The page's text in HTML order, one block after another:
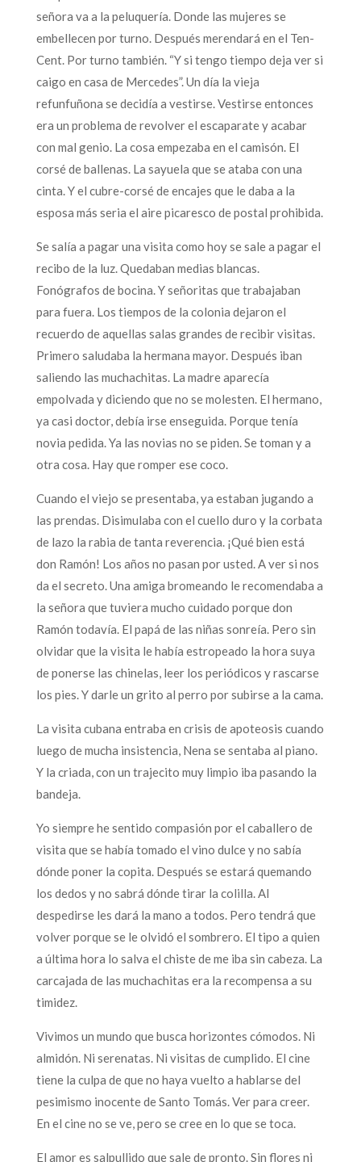
señora va a la peluquería. Donde las mujeres se
embellecen por turno. Después merendará en el Ten-
Cent. Por turno también. “Y si tengo tiempo deja ver si
caigo en casa de Mercedes”. Un día la vieja
refunfuñona se decidía a vestirse. Vestirse entonces
era un problema de revolver el escaparate y acabar
con mal genio. La cosa empezaba en el camisón. El
corsé de ballenas. La sayuela que se ataba con una
cinta. Y el cubre-corsé de encajes que le daba a la
esposa más seria el aire picaresco de postal prohibida.
Se salía a pagar una visita como hoy se sale a pagar el
recibo de la luz. Quedaban medias blancas.
Fonógrafos de bocina. Y señoritas que trabajaban
para fuera. Los tiempos de la colonia dejaron el
recuerdo de aquellas salas grandes de recibir visitas.
Primero saludaba la hermana mayor. Después iban
saliendo las muchachitas. La madre aparecía
empolvada y diciendo que no se molesten. El hermano,
ya casi doctor, debía irse enseguida. Porque tenía
novia pedida. Ya las novias no se piden. Se toman y a
otra cosa. Hay que romper ese coco.
Cuando el viejo se presentaba, ya estaban jugando a
las prendas. Disimulaba con el cuello duro y la corbata
de lazo la rabia de tanta reverencia. ¡Qué bien está
don Ramón! Los años no pasan por usted. A ver si nos
da el secreto. Una amiga bromeando le recomendaba a
la señora que tuviera mucho cuidado porque don
Ramón todavía. El papá de las niñas sonreía. Pero sin
olvidar que la visita le había estropeado la hora suya
de ponerse las chinelas, leer los periódicos y rascarse
los pies. Y darle un grito al perro por subirse a la cama.
La visita cubana entraba en crisis de apoteosis cuando
luego de mucha insistencia, Nena se sentaba al piano.
Y la criada, con un trajecito muy limpio iba pasando la
bandeja.
Yo siempre he sentido compasión por el caballero de
visita que se había tomado el vino dulce y no sabía
dónde poner la copita. Después se estará quemando
los dedos y no sabrá dónde tirar la colilla. Al
despedirse les dará la mano a todos. Pero tendrá que
volver porque se le olvidó el sombrero. El tipo a quien
a última hora lo salva el chiste de me iba sin cabeza. La
carcajada de las muchachitas era la recompensa a su
timidez.
Vivimos un mundo que busca horizontes cómodos. Ni
almidón. Ni serenatas. Ni visitas de cumplido. El cine
tiene la culpa de que no haya vuelto a hablarse del
pesimismo inocente de Santo Tomás. Ver para creer.
En el cine no se ve, pero se cree en lo que se toca.
El amor es salpullido que sale de pronto. Sin flores ni